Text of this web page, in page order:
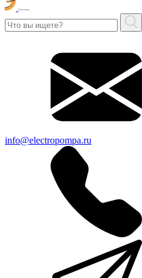
info@electropompa.ru